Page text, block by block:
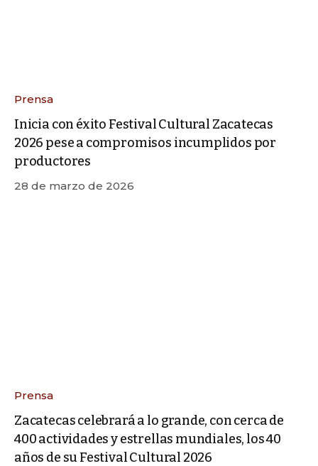
Prensa
Inicia con éxito Festival Cultural Zacatecas
2026 pese a compromisos incumplidos por
productores
28 de marzo de 2026
Prensa
Zacatecas celebrará a lo grande, con cerca de
400 actividades y estrellas mundiales, los 40
años de su Festival Cultural 2026